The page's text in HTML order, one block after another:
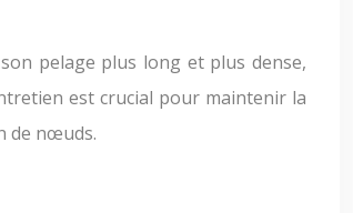
pelage plus long et plus dense,
est crucial pour maintenir la
de nœuds.